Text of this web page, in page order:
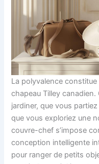
La polyvalence constitue
chapeau Tilley
jardiner, que vous
que vous exploriez une
couvre-chef s’impose
conception intelligente
pour ranger de petits